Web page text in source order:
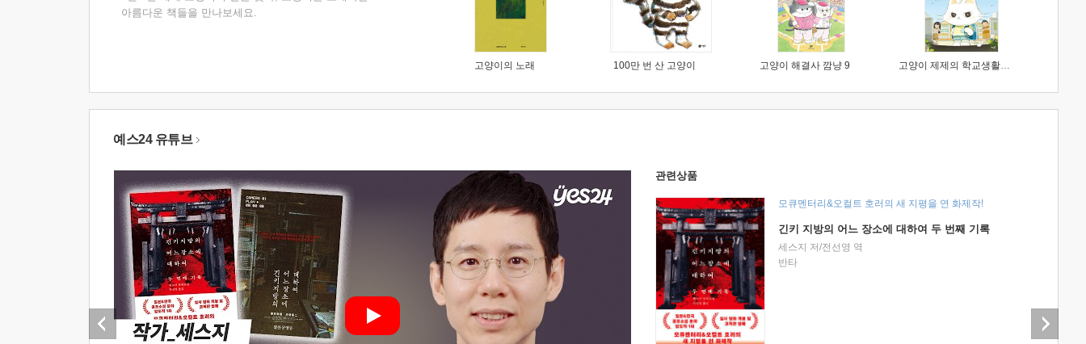
아름다운 책들을 만나보세요.
고양이의 노래 100만 번 산 고양이 고양이 해결사 깜냥 9 고양이 제제의 학교생활 1 : 초등학생이 이렇게 힘들 줄이야
예스24 유튜브
관련상품
모큐멘터리&오컬트 호러의 새 지평을 연 화제작!
긴키 지방의 어느 장소에 대하여 두 번째 기록
세스지 저/전선영 역
반타